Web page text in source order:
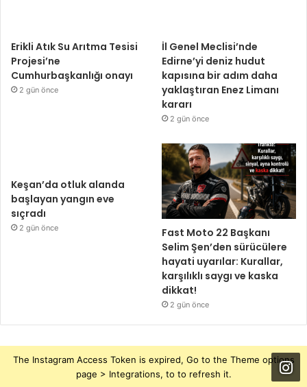
Erikli Atık Su Arıtma Tesisi
Projesi’ne
Cumhurbaşkanlığı onayı
2 gün önce
İl Genel Meclisi’nde
Edirne’yi deniz hudut
kapısına bir adım daha
yaklaştıran Enez Limanı
kararı
2 gün önce
Keşan’da otluk alanda
başlayan yangın eve
sıçradı
2 gün önce
Fast Moto 22 Başkanı
Selim Şen’den sürücülere
hayati uyarılar: Kurallar,
karşılıklı saygı ve kaska
dikkat!
2 gün önce
The Instagram Access Token is expired, Go to the Theme options
page > Integrations, to to refresh it.